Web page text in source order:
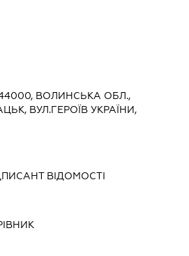
ВОЛИНСЬКА ОБЛ.,
ВУЛ.ГЕРОЇВ УКРАЇНИ,
ВІДОМОСТІ